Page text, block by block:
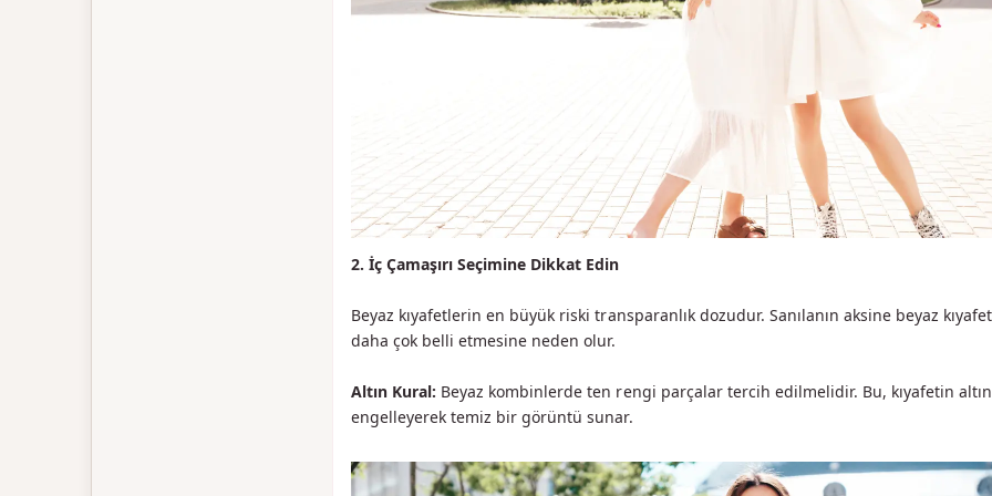
2. İç Çamaşırı Seçimine Dikkat Edin
Beyaz kıyafetlerin en büyük riski transparanlık dozudur. Sanılanın aksine beyaz
daha çok belli etmesine neden olur.
Altın Kural: Beyaz kombinlerde ten rengi parçalar tercih edilmelidir. Bu, kıyafetin
engelleyerek temiz bir görüntü sunar.